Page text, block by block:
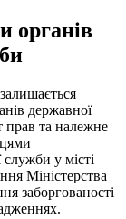
органів
державної
прав та належне
у місті
Міністерства
заборгованості